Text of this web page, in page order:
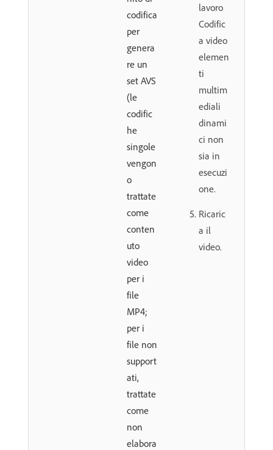
codifica
per
genera
re un
set AVS
(le
codific
he
singole
vengon
o
trattate
come
conten
uto
video
per i
file
MP4;
per i
file non
support
ati,
trattate
come
non
elabora
lavoro
Codific
a video
elemen
ti
multim
ediali
dinami
ci non
sia in
esecuzi
one.
Ricaric
a il
video.